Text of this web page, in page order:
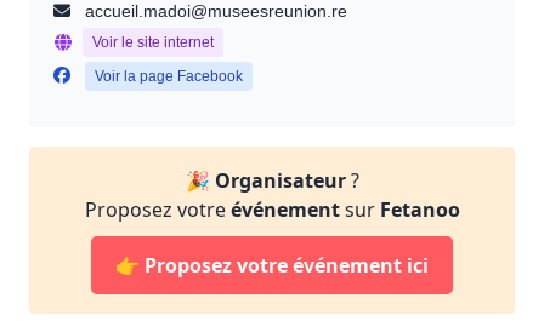
accueil.madoi@museesreunion.re
Voir le site internet
Voir la page Facebook
🎉 Organisateur?
Proposez votreévénementsur Fetanoo
👉 Proposez votre événement ici